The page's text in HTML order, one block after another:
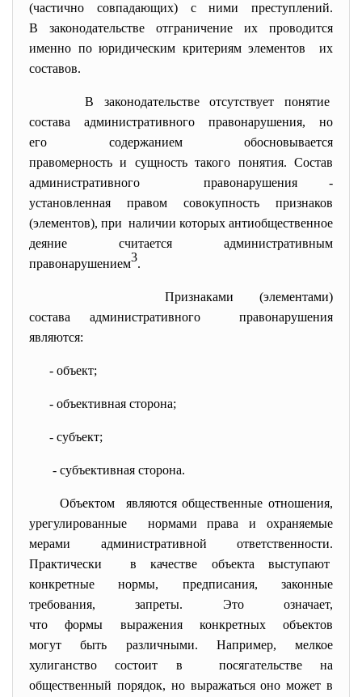
(частично совпадающих) с ними преступлений.
В законодательстве отграничение их проводится
именно по юридическим критериям элементов их
составов.
В законодательстве отсутствует понятие
состава административного правонарушения, но
его содержанием обосновывается
правомерность и сущность такого понятия. Состав
административного правонарушения -
установленная правом совокупность признаков
(элементов), при наличии которых антиобщественное
деяние считается административным
правонарушением3.
Признаками (элементами)
состава административного правонарушения
являются:
- объект;
- объективная сторона;
- субъект;
- субъективная сторона.
Объектом являются общественные отношения,
урегулированные нормами права и охраняемые
мерами административной ответственности.
Практически в качестве объекта выступают
конкретные нормы, предписания, законные
требования, запреты. Это означает,
что формы выражения конкретных объектов
могут быть различными. Например, мелкое
хулиганство состоит в посягательстве на
общественный порядок, но выражаться оно может в